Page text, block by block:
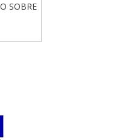
SOBRE